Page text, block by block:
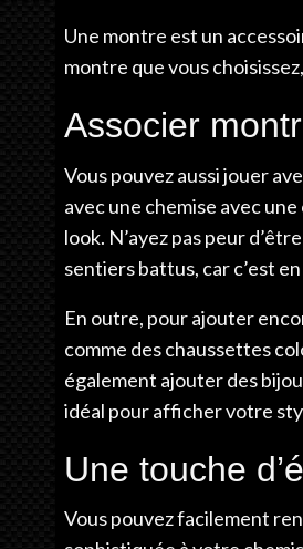
Une montre est un
montre que vous
Associer
Vous pouvez aussi jouer
avec une chemise avec
look. N’ayez pas peur
sentiers battus, car c’est
En outre, pour ajouter
comme des chaussettes
également ajouter des
idéal pour afficher votre
Une touche
Vous pouvez facilement